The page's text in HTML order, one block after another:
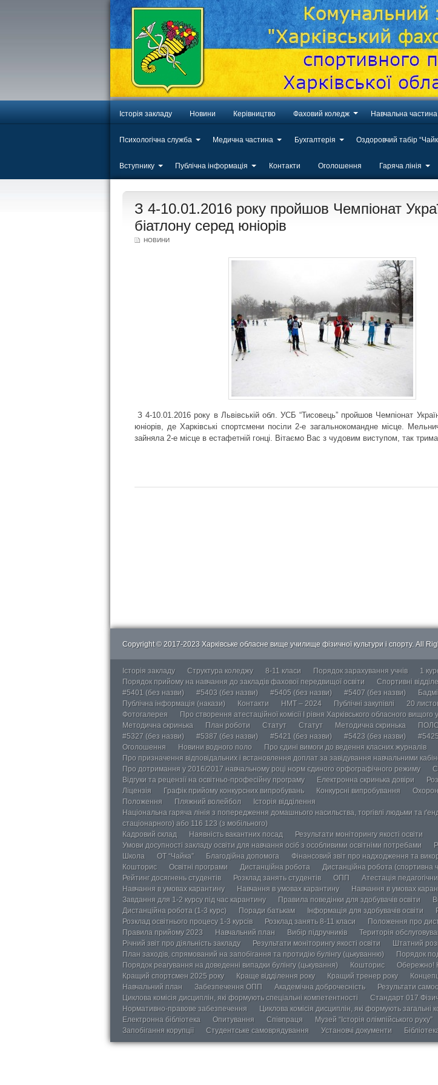
Історія закладу Новини Керівництво Фаховий коледж Навчальна частина
Психологічна служба Медична частина Бухгалтерія Оздоровчий табір
Вступнику Публічна інформація Контакти Оголошення Гаряча лінія
20
З 4-10.01.2016 року пройшов Чемпіонат
біатлону серед юніорів
НОВИНИ
З 4-10.01.2016 року в Львівській обл. УСБ “Тисовець” пройшов Чемпіонат
юніорів, де Харківські спортсмени посіли 2-е загальнокомандне місце.
зайняла 2-е місце в естафетній гонці. Вітаємо Вас з чудовим виступом, так
Copyright © 2017-2023 Харківське обласне вище училище фізичної культури і спорту. All
Історія закладу Структура коледжу 8-11 класи Порядок зарахування учнів
1
Порядок прийому на навчання до закладів фахової передвищої освіти
Спортивні
#5401 (без назви)
#5403 (без назви) #5405 (без назви) #5407 (без назви)
Публічна інформація (накази)
Контакти НМТ – 2024 Публічні закупівлі
20
Фотогалерея
Про створення атестаційної комісії І рівня Харківського обласного
Методична скринька
План роботи Статут Статут Методична скринька
#5327 (без назви)
#5387 (без назви) #5421 (без назви) #5423 (без назви)
Оголошення
Новини водного поло Про єдині вимоги до ведення класних журналів
Про призначення відповідальних і встановлення доплат за завідування навчальними
Про дотримання у 2016/2017 навчальному році норм єдиного орфографічного режиму
Відгуки та рецензії на освітньо-професійну програму
Електронна скринька довіри
Ліцензія
Графік прийому конкурсних випробувань Конкурсні випробування
Положення
Пляжний волейбол
Історія відділення
Національна гаряча лінія з попередження домашнього насильства, торгівлі людьми та
стаціонарного) або 116 123 (з мобільного)
Кадровий склад
Наявність вакантних посад
Результати моніторингу якості освіти
Умови досупності закладу освіти для навчання осіб з особливими освітніми потребами
Школа
ОТ “Чайка” Благодійна допомога Фінансовий звіт про надходження та
Кошторис
Освітні програми Дистанційна робота Дистанційна робота (спортивна
Рейтинг досягнень студентів
Розклад занять студентів ОПП Атестація
Навчання в умовах карантину
Навчання в умовах карантину Навчання в умовах
Завдання для 1-2 курсу під час карантину
Правила поведінки для здобувачів освіти
Дистанційна робота (1-3 курс)
Поради батькам Інформація для здобувачів освіти
Розклад освітнього процесу 1-3 курсів
Розклад занять 8-11 класи Положення про
Правила прийому 2023
Навчальний план Вибір підручників Територія
Річний звіт про діяльність закладу
Результати моніторингу якості освіти Штатний
План заходів, спрямований на запобігання та протидію булінгу (цькуванню)
Порядок
Порядок реагування на доведенні випадки булінгу (цькування)
Кошторис Обережно!
Кращий спортсмен 2025 року
Краще відділення року Кращий тренер року
Навчальний план
Забезпечення ОПП Академічна доброчесність Результати
Циклова комісія дисциплін, які формують спеціальні компетентності
Стандарт 017
Нормативно-правове забезпечення
Циклова комісія дисциплін, які формують загальні
Електронна бібліотека
Опитування Співпраця Музей “Історія олімпійського руху”
Запобігання корупції
Студентське самоврядування Установчі документи